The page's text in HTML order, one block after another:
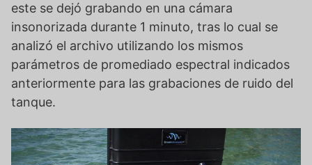
este se dejó grabando en una cámara
insonorizada durante 1 minuto, tras lo cual se
analizó el archivo utilizando los mismos
parámetros de promediado espectral indicados
anteriormente para las grabaciones de ruido del
tanque.